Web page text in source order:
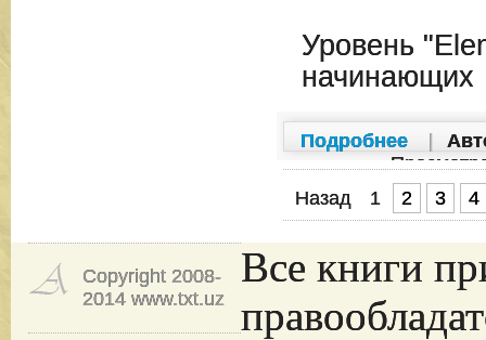
Уровень
начинающих
Подробнее
Назад
1 2 3 4
Copyright 2008-
2014 www.txt.uz
Все книги